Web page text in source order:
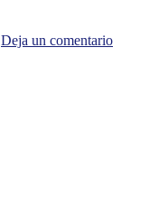
Deja un comentario